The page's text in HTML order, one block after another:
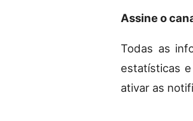
Assine o
Todas as
estatísticas
ativar as